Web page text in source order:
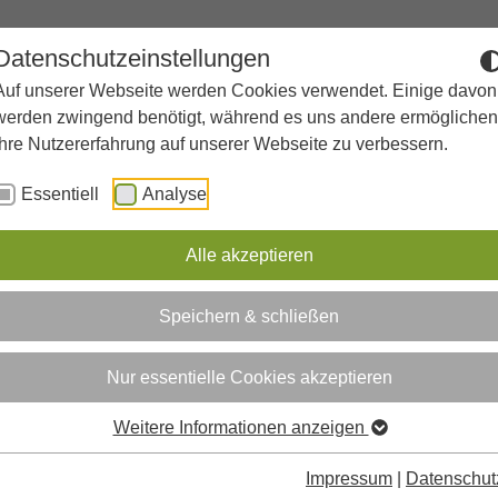
unserer Webseite werden Cookies verwendet. Einige davon
zwingend benötigt, während es uns andere
Ihre Nutzererfahrung auf unserer Webseite zu verbessern.
Essentiell Analyse
Alle akzeptieren
Speichern & schließen
Nur essentielle Cookies akzeptieren
Weitere Informationen anzeigen
Impressum
for "Über uns"Submenu for "Wissenswertes"
SCHULPROFIL
Submenu for "Schulprofil"
WEITERE ANGEBOTE
Aufführungen unserer Theatergruppen!
der Theatergruppen 1 und 2 (Unterstufe und
im Kopf eines kleinen Mädchens (nach einer Idee aus
dann mit den Irrungen und Wirrungen berühmter
Stiefschwester und Schneewittchen), die gegen ihr
Drama, das Musical-Absolventinnen der Neuen